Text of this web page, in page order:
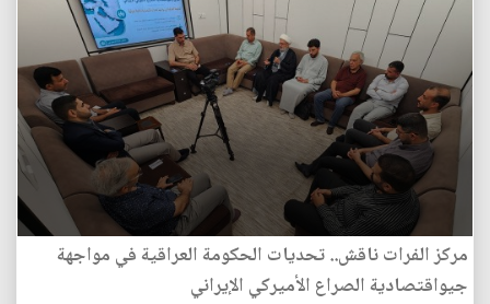
مركز الفرات ناقش.. تحديات الحكومة العراقية في مواجهة
جيواقتصادية الصراع الأميركي الإيراني